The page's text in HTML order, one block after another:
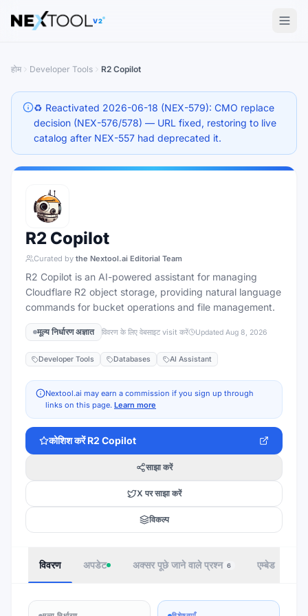
The AI tools directory — Find the Best AI Tools
V2
होम Developer Tools R2 Copilot
♻️ Reactivated 2026-06-18 (NEX-579): CMO replace
decision (NEX-576/578) — URL fixed, restoring to live
catalog after NEX-557 had deprecated it.
R2 Copilot
Curated by the Nextool.ai Editorial Team
R2 Copilot is an AI-powered assistant for managing
Cloudflare R2 object storage, providing natural language
commands for bucket operations and file management.
मूल्य निर्धारण अज्ञात विवरण के लिए वेबसाइट visit करें Updated Aug 8, 2026
Developer Tools Databases AI Assistant
Nextool.ai may earn a commission if you sign up through
links on this page. Learn more
कोशिश करें R2 Copilot
साझा करें
X पर साझा करें
विकल्प
विवरण अपडेट अक्सर पूछे जाने वाले प्रश्न 6 एम्बेड